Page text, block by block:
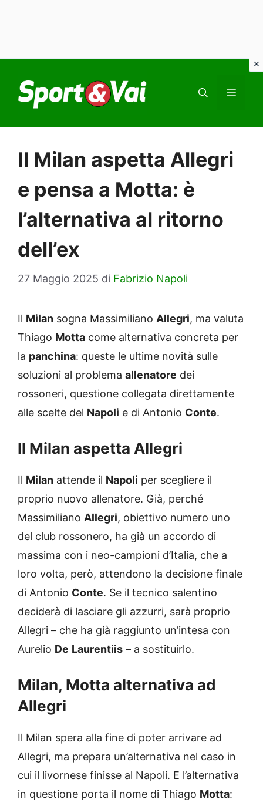
contenuto
Il Milan aspetta Allegri
e pensa a Motta: è
l’alternativa al ritorno
dell’ex
27 Maggio 2025 di Fabrizio Napoli
Il Milan sogna Massimiliano Allegri, ma valuta
Thiago Motta come alternativa concreta per
la panchina: queste le ultime novità sulle
soluzioni al problema allenatore dei
rossoneri, questione collegata direttamente
alle scelte del Napoli e di Antonio Conte.
Il Milan aspetta Allegri
Il Milan attende il Napoli per scegliere il
proprio nuovo allenatore. Già, perché
Massimiliano Allegri, obiettivo numero uno
del club rossonero, ha già un accordo di
massima con i neo-campioni d’Italia, che a
loro volta, però, attendono la decisione finale
di Antonio Conte. Se il tecnico salentino
deciderà di lasciare gli azzurri, sarà proprio
Allegri – che ha già raggiunto un’intesa con
Aurelio De Laurentiis – a sostituirlo.
Milan, Motta alternativa ad
Allegri
Il Milan spera alla fine di poter arrivare ad
Allegri, ma prepara un’alternativa nel caso in
cui il livornese finisse al Napoli. E l’alternativa
in questione porta il nome di Thiago Motta: